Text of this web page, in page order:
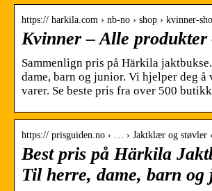
https:// harkila.com › nb-no › shop › kvinner-
Kvinner – Alle
Sammenlign pris på Härkila
dame, barn og junior. Vi hjelper deg å
varer. Se beste pris fra over 500
https:// prisguiden.no › … › Jaktklær og støvler
Best pris på Härkila
Til herre, dame, barn og